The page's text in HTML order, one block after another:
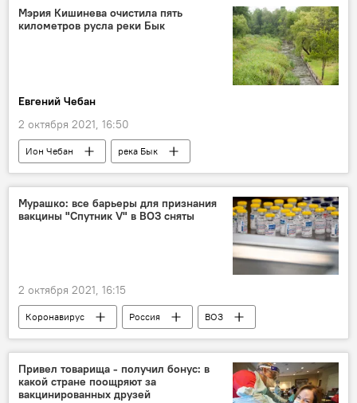
Мэрия Кишинева очистила пять
километров русла реки Бык
Евгений Чебан
2 октября 2021, 16:50
Ион Чебан
река Бык
мэрия Кишинева
Новости Кишинева
В Молдове
Мурашко: все барьеры для признания
вакцины "Спутник V" в ВОЗ сняты
2 октября 2021, 16:15
Коронавирус Россия
ВОЗ
вакцинация
Привел товарища - получил бонус: в
какой стране поощряют за
вакцинированных друзей